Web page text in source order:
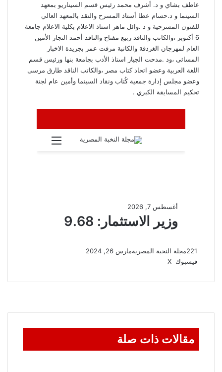
عاطف بشاي و د. أشرف محمد رئيس قسم السيناريو بمعهد
السينما و د.حسام عطا أستاذ المسرح والنقد بالمعهد العالي
للفنون المسرحية و د .وائل ماهر استاذ الاعلام بكلية الاعلام جامعة
6 أكتوبر ،والكاتب والناقد ربيع مفتاح والناقد أحمد النجار الأمين
العام لمهرجان الغردقة والكاتبة مرفت عمر بجريدة الاخبار
المسائى ،ود .مدحت الجيار استاذ الأدب بجامعة بنها ورئيس قسم
اللغة العربية وعضو اتحاد كتاب مصر ،والكاتب الناقد طارق مرسى
وعضو مجلس إدارة جمعية كُتاب ونقاد السينما وأمين عام لجنة
تحكيم المسايقة الكبري .
مجلة النخبة المصريةمارس 26, 2024
فيسبوك ‫X
البريد
مقالات ذات صلة